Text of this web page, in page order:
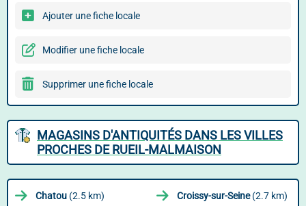
Ajouter une fiche locale
Modifier une fiche locale
Supprimer une fiche locale
MAGASINS D'ANTIQUITÉS DANS LES VILLES
PROCHES DE RUEIL-MALMAISON
Chatou (2.5 km) Croissy-sur-Seine(2.7 km)